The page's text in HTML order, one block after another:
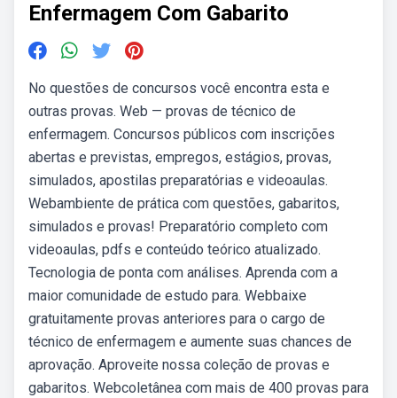
Enfermagem Com Gabarito
No questões de concursos você encontra esta e
outras provas. Web — provas de técnico de
enfermagem. Concursos públicos com inscrições
abertas e previstas, empregos, estágios, provas,
simulados, apostilas preparatórias e videoaulas.
Webambiente de prática com questões, gabaritos,
simulados e provas! Preparatório completo com
videoaulas, pdfs e conteúdo teórico atualizado.
Tecnologia de ponta com análises. Aprenda com a
maior comunidade de estudo para. Webbaixe
gratuitamente provas anteriores para o cargo de
técnico de enfermagem e aumente suas chances de
aprovação. Aproveite nossa coleção de provas e
gabaritos. Webcoletânea com mais de 400 provas para